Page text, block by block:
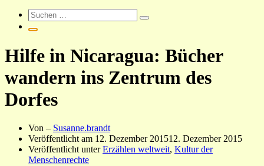
Hilfe in Nicaragua: Bücher
wandern ins Zentrum des
Dorfes
Von – Susanne.brandt
Veröffentlicht am 12. Dezember 201512. Dezember 2015
Veröffentlicht unterErzählen weltweit, Kultur der
Menschenrechte